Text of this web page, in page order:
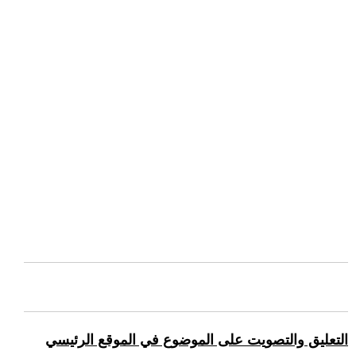
التعليق والتصويت على الموضوع في الموقع الرئيسي